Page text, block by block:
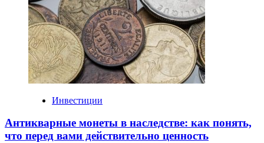
Инвестиции
Антикварные монеты в наследстве: как понять,
что перед вами действительно ценность